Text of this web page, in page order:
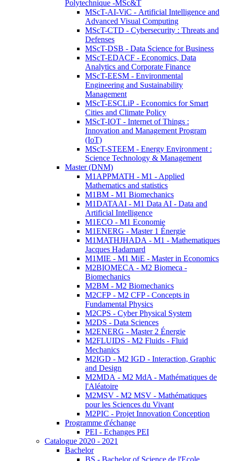
Polytechnique -MSc&T
MScT-AI-ViC - Artificial Intelligence and
Advanced Visual Computing
MScT-CTD - Cybersecurity : Threats and
Defenses
MScT-DSB - Data Science for Business
MScT-EDACF - Economics, Data
Analytics and Corporate Finance
MScT-EESM - Environmental
Engineering and Sustainability
Management
MScT-ESCLiP - Economics for Smart
Cities and Climate Policy
MScT-IOT - Internet of Things :
Innovation and Management Program
(IoT)
MScT-STEEM - Energy Environment :
Science Technology & Management
Master (DNM)
M1APPMATH - M1 - Applied
Mathematics and statistics
M1BM - M1 Biomechanics
M1DATAAI - M1 Data AI - Data and
Artificial Intelligence
M1ECO - M1 Economie
M1ENERG - Master 1 Énergie
M1MATHJHADA - M1 - Mathematiques
Jacques Hadamard
M1MIE - M1 MiE - Master in Economics
M2BIOMECA - M2 Biomeca -
Biomechanics
M2BM - M2 Biomechanics
M2CFP - M2 CFP - Concepts in
Fundamental Physics
M2CPS - Cyber Physical System
M2DS - Data Sciences
M2ENERG - Master 2 Énergie
M2FLUIDS - M2 Fluids - Fluid
Mechanics
M2IGD - M2 IGD - Interaction, Graphic
and Design
M2MDA - M2 MdA - Mathématiques de
l'Aléatoire
M2MSV - M2 MSV - Mathématiques
pour les Sciences du Vivant
M2PIC - Projet Innovation Conception
Programme d'échange
PEI - Echanges PEI
Catalogue 2020 - 2021
Bachelor
BS - Bachelor of Science de l'Ecole